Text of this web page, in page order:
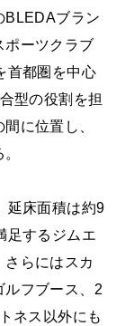
BLEDAブラン
ポーツクラブ
首都圏を中心
型の役割を担
に位置し、
延床面積は約9
足するジムエ
さらにはスカ
ルフブース、2
ネス以外にも